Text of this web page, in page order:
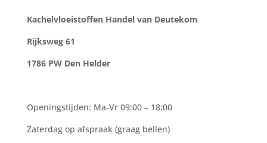
Kachelvloeistoffen Handel van Deutekom
Rijksweg 61
1786 PW Den Helder
Openingstijden: Ma-Vr 09:00 – 18:00
Zaterdag op afspraak (graag bellen)